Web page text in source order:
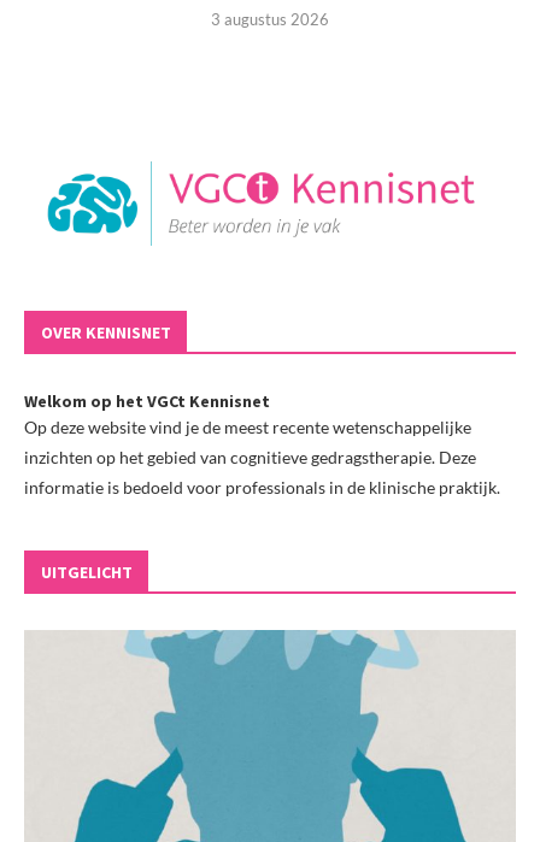
3 augustus 2026
OVER KENNISNET
Welkom op het VGCt Kennisnet
Op deze website vind je de meest recente wetenschappelijke
inzichten op het gebied van cognitieve gedragstherapie. Deze
informatie is bedoeld voor professionals in de klinische praktijk.
UITGELICHT